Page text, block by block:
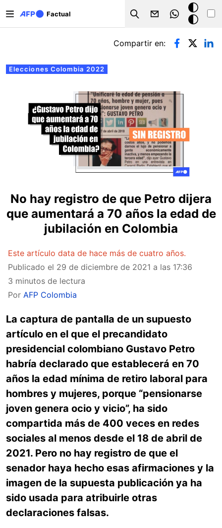
Factual
Search
Modo
oscuro
Solapas principales
Elecciones Colombia 2022
Compartir en:
No hay registro de que Petro dijera
que aumentará a 70 años la edad de
jubilación en Colombia
Este artículo data de hace más de cuatro años.
Publicado el 29 de diciembre de 2021 a las 17:36
3 minutos de lectura
Por AFP Colombia
La captura de pantalla de un supuesto
artículo en el que el precandidato
presidencial colombiano Gustavo Petro
habría declarado que establecerá en 70
años la edad mínima de retiro laboral para
hombres y mujeres, porque “pensionarse
joven genera ocio y vicio”, ha sido
compartida más de 400 veces en redes
sociales al menos desde el 18 de abril de
2021. Pero no hay registro de que el
senador haya hecho esas afirmaciones y la
imagen de la supuesta publicación ya ha
sido usada para atribuirle otras
declaraciones falsas.